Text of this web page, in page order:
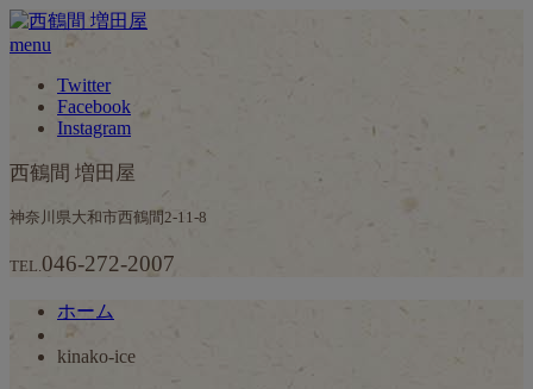
menu
Twitter
Facebook
Instagram
西鶴間 増田屋
神奈川県大和市西鶴間2-11-8
TEL.046-272-2007
ホーム
kinako-ice